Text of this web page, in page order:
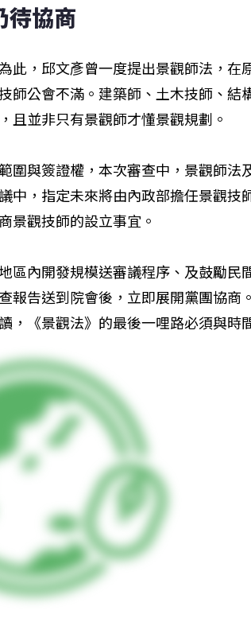
待協商
此，邱文彥曾一度提出景觀師法，在
師公會不滿。建築師、土木技師、結
且並非只有景觀師才懂景觀規劃。
圍與簽證權，本次審查中，景觀師法
中，指定未來將由內政部擔任景觀技
景觀技師的設立事宜。
區內開發規模送審議程序、及鼓勵民
報告送到院會後，立即展開黨團協商
，《景觀法》的最後一哩路必須與時